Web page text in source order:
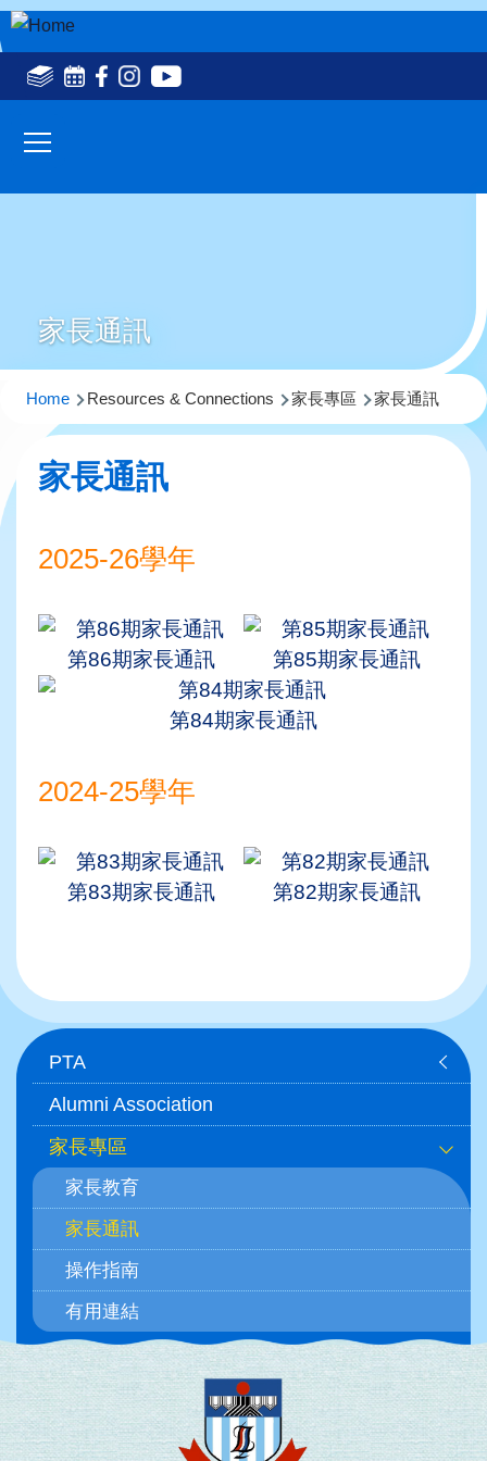
Skip to main content
Social
Media
navigation
家長通訊
Breadcrumb
Home Resources & Connections 家長專區 家長通訊
家長通訊
2025-26學年
第86期家長通訊 第85期家長通訊
第84期家長通訊
2024-25學年
第83期家長通訊 第82期家長通訊
Main
navigation
PTA
Alumni Association
家長專區
家長教育
家長通訊
操作指南
有用連結